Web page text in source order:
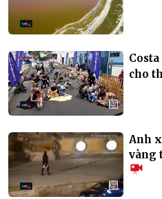
cho
Anh
vàng